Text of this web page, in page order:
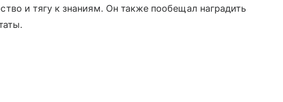
и тягу к знаниям. Он также пообещал наградить